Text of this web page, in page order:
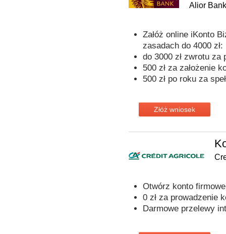
Alior Bank
Załóż online iKonto
zasadach do 4000 zł:
do 3000 zł zwrotu za
500 zł za założenie
500 zł po roku za
Złóż wniosek
Otwórz konto
0 zł za prowadzenie
Darmowe przelewy